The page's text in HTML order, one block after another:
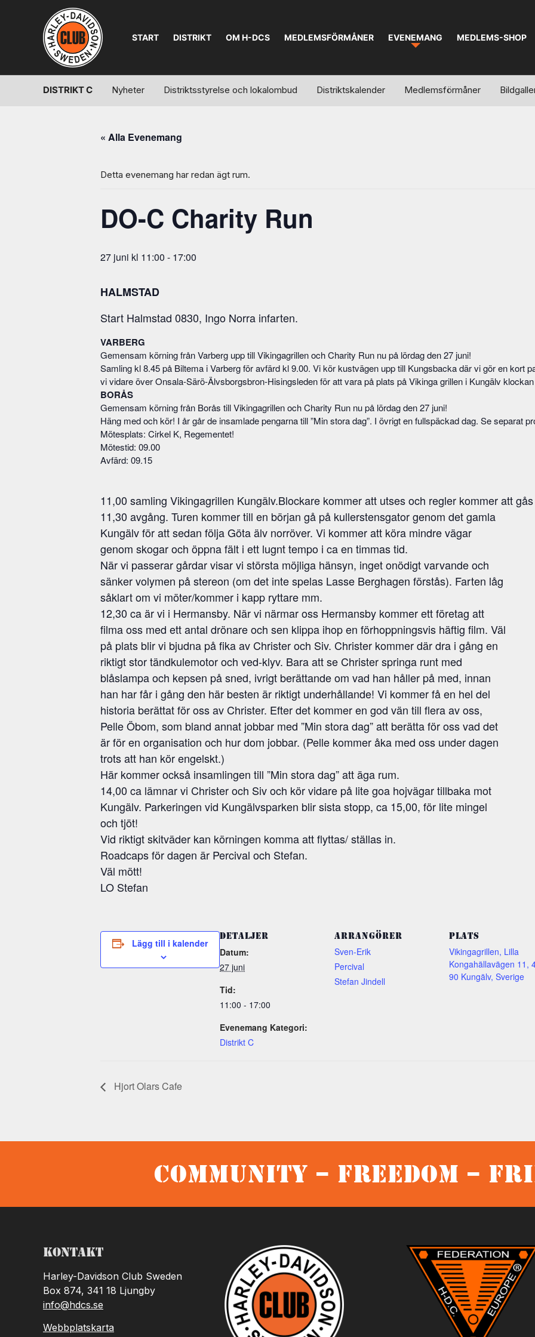
START DISTRIKT OM H-DCS MEDLEMSFÖRMÅNER EVENEMANG MEDLEMS-SHOP
DISTRIKT C Nyheter Distriktsstyrelse och lokalombud Distriktskalender Medlemsförmåner
« Alla Evenemang
Detta evenemang har redan ägt rum.
DO-C Charity Run
27 juni kl 11:00 - 17:00
HALMSTAD
Start Halmstad 0830, Ingo Norra infarten.
VARBERG
Gemensam körning från Varberg upp till Vikingagrillen och Charity Run nu på lördag den 27 juni!
Samling kl 8.45 på Biltema i Varberg för avfärd kl 9.00. Vi kör kustvägen upp till Kungsbacka där vi gör en kort
vi vidare över Onsala-Särö-Älvsborgsbron-Hisingsleden för att vara på plats på Vikinga grillen i Kungälv
BORÅS
Gemensam körning från Borås till Vikingagrillen och Charity Run nu på lördag den 27 juni!
Häng med och kör! I år går de insamlade pengarna till ”Min stora dag”. I övrigt en fullspäckad dag. Se separat
Mötesplats: Cirkel K, Regementet!
Mötestid: 09.00
Avfärd: 09.15
11,00 samling Vikingagrillen Kungälv.Blockare kommer att utses och regler kommer att
11,30 avgång. Turen kommer till en början gå på kullerstensgator genom det gamla
Kungälv för att sedan följa Göta älv norröver. Vi kommer att köra mindre vägar
genom skogar och öppna fält i ett lugnt tempo i ca en timmas tid.
När vi passerar gårdar visar vi största möjliga hänsyn, inget onödigt varvande och
sänker volymen på stereon (om det inte spelas Lasse Berghagen förstås). Farten låg
såklart om vi möter/kommer i kapp ryttare mm.
12,30 ca är vi i Hermansby. När vi närmar oss Hermansby kommer ett företag att
filma oss med ett antal drönare och sen klippa ihop en förhoppningsvis häftig film. Väl
på plats blir vi bjudna på fika av Christer och Siv. Christer kommer där dra i gång en
riktigt stor tändkulemotor och ved-klyv. Bara att se Christer springa runt med
blåslampa och kepsen på sned, ivrigt berättande om vad han håller på med, innan
han har får i gång den här besten är riktigt underhållande! Vi kommer få en hel del
historia berättat för oss av Christer. Efter det kommer en god vän till flera av oss,
Pelle Öbom, som bland annat jobbar med ”Min stora dag” att berätta för oss vad det
är för en organisation och hur dom jobbar. (Pelle kommer åka med oss under dagen
trots att han kör engelskt.)
Här kommer också insamlingen till ”Min stora dag” att äga rum.
14,00 ca lämnar vi Christer och Siv och kör vidare på lite goa hojvägar tillbaka mot
Kungälv. Parkeringen vid Kungälvsparken blir sista stopp, ca 15,00, för lite mingel
och tjöt!
Vid riktigt skitväder kan körningen komma att flyttas/ ställas in.
Roadcaps för dagen är Percival och Stefan.
Väl mött!
LO Stefan
Lägg till i kalender
DETALJER
Datum:
27 juni
Tid:
11:00 - 17:00
Evenemang Kategori:
Distrikt C
ARRANGÖRER
Sven-Erik
Percival
Stefan Jindell
PLATS
Vikingagrillen, Lilla
Kongahällavägen 11,
90 Kungälv, Sverige
Hjort Olars Cafe
Community – Freedom –
Kontakt
Harley-Davidson Club Sweden
Box 874, 341 18 Ljungby
info@hdcs.se
Webbplatskarta